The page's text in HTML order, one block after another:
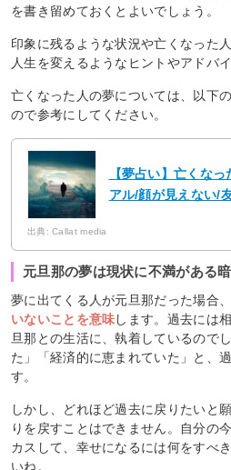
を書き留めておくとよいでしょう。
印象に残るような状況や亡くなった
人生を変えるようなヒントやアドバ
亡くなった人の夢については、以下
ので参考にしてください。
【夢占い】亡くな
アル/顔が見えない/
出典: Callat media
元旦那の夢は現状に不満がある
夢に出てくる人が元旦那だった場合、
いないことを意味します。過去には
旦那との生活に、執着しているので
た」「経済的に恵まれていた」と、
す。
しかし、どれほど過去に戻りたいと
りを戻すことはできません。自分の
カスして、幸せになるには何をすべ
いね。